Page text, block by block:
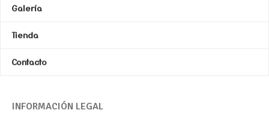
Galería
Tienda
Contacto
INFORMACIÓN LEGAL